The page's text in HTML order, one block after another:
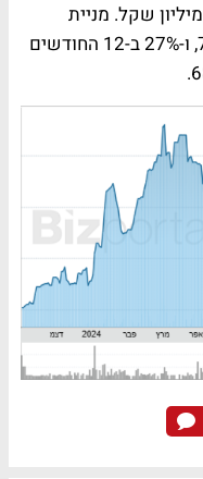
שווי השוק של החברה עומד על 74 מיליון שקל. מניית
החברה עלתה מתחילת השנה ב-75%, ו-27% ב-12 החודשים